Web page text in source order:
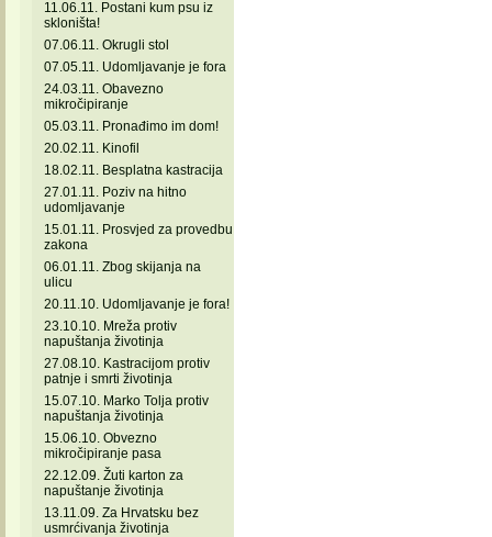
11.06.11. Postani kum psu iz
skloništa!
07.06.11. Okrugli stol
07.05.11. Udomljavanje je fora
24.03.11. Obavezno
mikročipiranje
05.03.11. Pronađimo im dom!
20.02.11. Kinofil
18.02.11. Besplatna kastracija
27.01.11. Poziv na hitno
udomljavanje
15.01.11. Prosvjed za provedbu
zakona
06.01.11. Zbog skijanja na
ulicu
20.11.10. Udomljavanje je fora!
23.10.10. Mreža protiv
napuštanja životinja
27.08.10. Kastracijom protiv
patnje i smrti životinja
15.07.10. Marko Tolja protiv
napuštanja životinja
15.06.10. Obvezno
mikročipiranje pasa
22.12.09. Žuti karton za
napuštanje životinja
13.11.09. Za Hrvatsku bez
usmrćivanja životinja